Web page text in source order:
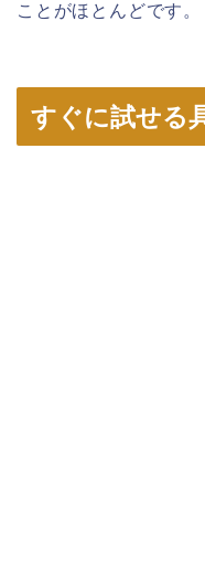
ことがほとんどです。
すぐに試せる